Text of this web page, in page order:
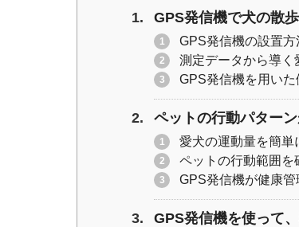
GPS発信機で犬の散
GPS発信機の設置
測定データから導く
GPS発信機を用いた
ペットの行動パター
愛犬の運動量を簡単
ペットの行動範囲を
GPS発信機が健康
GPS発信機を使って